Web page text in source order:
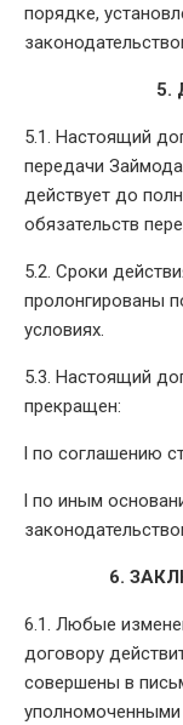
порядке,
5.
5.1. Настоящий
передачи
действует до
обязательств
5.2. Сроки
пролонгированы
условиях.
5.3. Настоящий
прекращен:
l по соглашению
l по иным
6.
6.1. Любые
договору
совершены в
уполномоченными